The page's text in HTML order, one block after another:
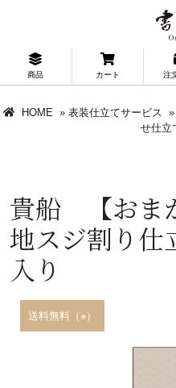
商品 カート 注
HOME » 表装仕立てサービス »
せ仕立
貴船 【おま
地スジ割り
入り
送料無料（※）